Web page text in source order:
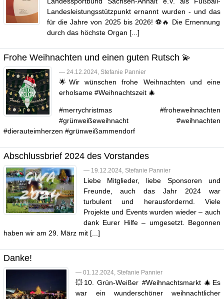
Landesleistungsstützpunkt ernannt wurden - und das
für die Jahre von 2025 bis 2026! ⚽️🔥 Die Ernennung
durch das höchste Organ [...]
Frohe Weihnachten und einen guten Rutsch 💫
— 24.12.2024, Stefanie Pannier
🌟Wir wünschen frohe Weihnachten und eine
erholsame #Weihnachtszeit 🎄
#merrychristmas #froheweihnachten
#grünweißeweihnacht #weihnachten
#dierauteimherzen #grünweißammendorf
Abschlussbrief 2024 des Vorstandes
— 19.12.2024, Stefanie Pannier
Liebe Mitglieder, liebe Sponsoren und
Freunde, auch das Jahr 2024 war
turbulent und herausfordernd. Viele
Projekte und Events wurden wieder – auch
dank Eurer Hilfe – umgesetzt. Begonnen
haben wir am 29. März mit [...]
Danke!
— 01.12.2024, Stefanie Pannier
💥10. Grün-Weißer #Weihnachtsmarkt 🎄Es
war ein wunderschöner weihnachtlicher